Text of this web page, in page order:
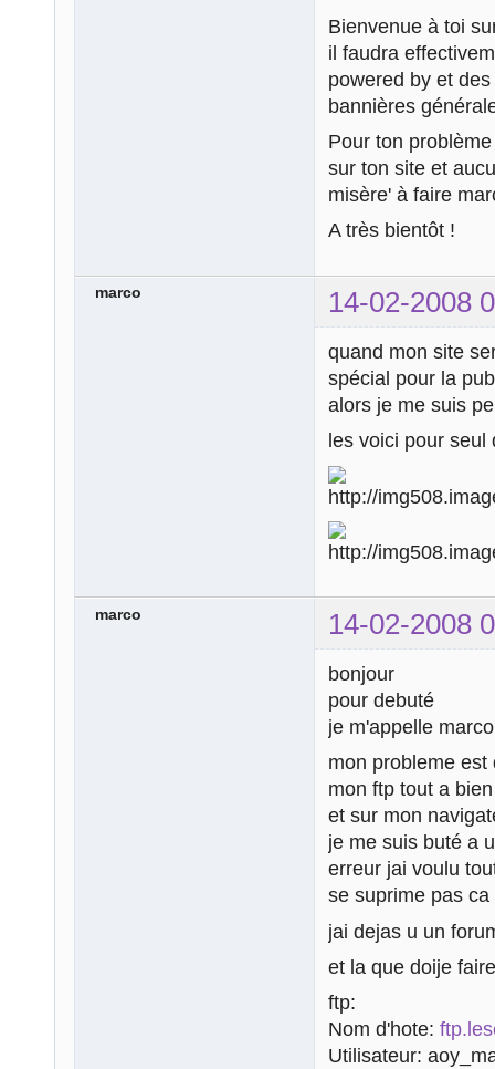
Bienvenue à toi
il faudra
powered by et
bannières
Pour ton
sur ton site et
misère' à faire
A très bientôt !
marco 14-02-2008
quand mon site
spécial pour la
alors je me suis
les voici pour seul
marco 14-02-2008
bonjour
pour debuté
je m'appelle
mon probleme
mon ftp tout a
et sur mon
je me suis buté a
erreur jai voulu
se suprime pas
jai dejas u un
et la que doije
ftp:
Nom d'hote:
Utilisateur: